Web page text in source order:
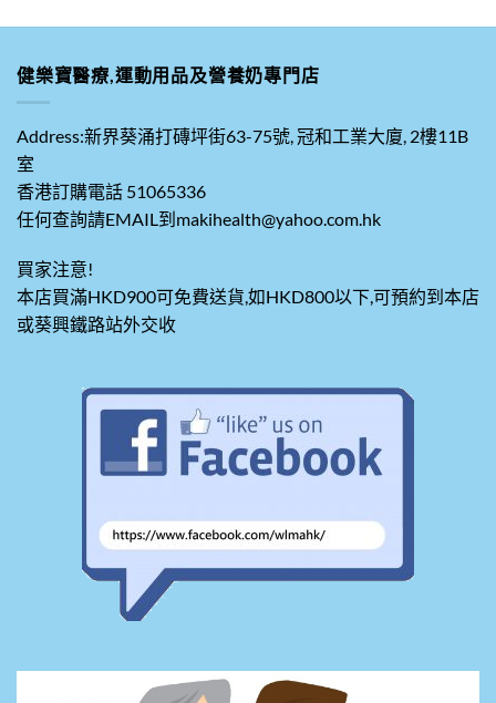
健樂寶醫療,運動用品及營養奶專門店
Address:新界葵涌打磚坪街63-75號, 冠和工業大廈, 2樓11B
室
香港訂購電話 51065336
任何查詢請EMAIL到makihealth@yahoo.com.hk
買家注意!
本店買滿HKD900可免費送貨,如HKD800以下,可預約到本店
或葵興鐵路站外交收